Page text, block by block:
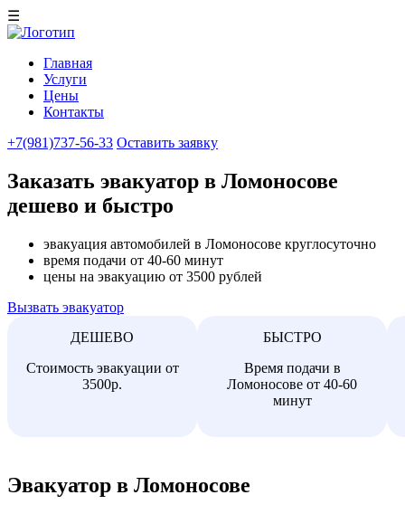
☰
Главная
Услуги
Цены
Контакты
+7(981)737-56-33 Оставить заявку
Заказать эвакуатор в Ломоносове
дешево и быстро
эвакуация автомобилей в Ломоносове круглосуточно
время подачи от 40-60 минут
цены на эвакуацию от 3500 рублей
Вызвать эвакуатор
ДЕШЕВО
Стоимость эвакуации от
3500р.
БЫСТРО
Время подачи в
Ломоносове от 40-60
минут
Эвакуатор в Ломоносове